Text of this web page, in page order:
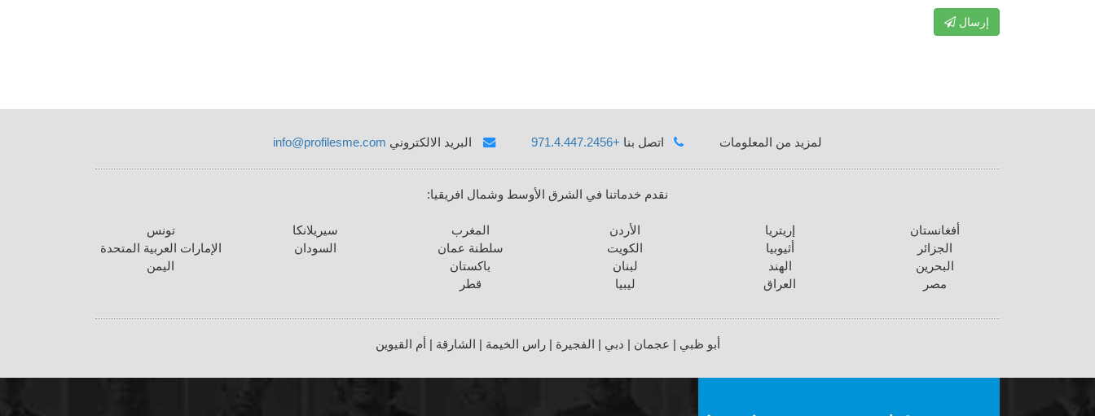
إرسال
لمزيد من المعلومات اتصل بنا +971.4.447.2456 البريد الالكتروني info@profilesme.com
نقدم خدماتنا في الشرق الأوسط وشمال افريقيا:
أفغانستان
الجزائر
البحرين
مصر
إريتريا
أثيوبيا
الهند
العراق
الأردن
الكويت
لبنان
ليبيا
المغرب
سلطنة عمان
باكستان
قطر
سيريلانكا
السودان
تونس
الإمارات العربية المتحدة
اليمن
أبو ظبي | عجمان | دبي | الفجيرة | راس الخيمة | الشارقة | أم القيوين